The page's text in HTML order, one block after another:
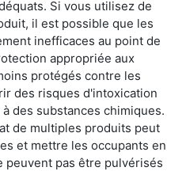
Si vous utilisez de
il est possible que les
inefficaces au point de
appropriée aux
protégés contre les
des risques d'intoxication
des substances chimiques.
de multiples produits peut
et mettre les occupants en
peuvent pas être pulvérisés